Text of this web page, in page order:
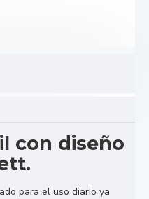
con diseño
para el uso diario ya